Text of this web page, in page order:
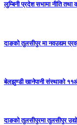
लुम्बिनी प्रदेश सभामा नीति
दाङको तुलसीपुर मा नवउद्यम
बेलझुण्डी खानेपानी संस्थाको
दाङको तुलसीपुरमा तुलसीपुर